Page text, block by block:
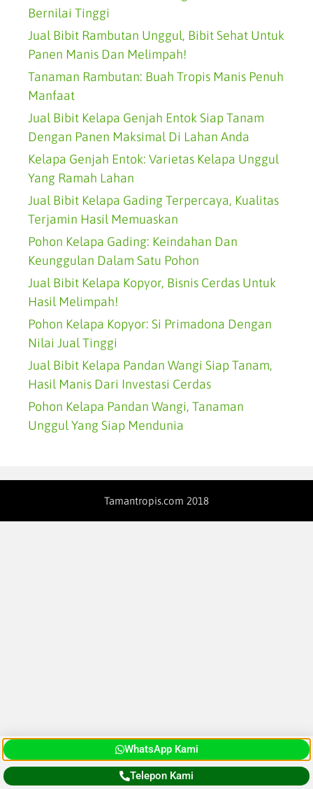
Bernilai Tinggi
Jual Bibit Rambutan Unggul, Bibit Sehat Untuk
Panen Manis Dan Melimpah!
Tanaman Rambutan: Buah Tropis Manis Penuh
Manfaat
Jual Bibit Kelapa Genjah Entok Siap Tanam
Dengan Panen Maksimal Di Lahan Anda
Kelapa Genjah Entok: Varietas Kelapa Unggul
Yang Ramah Lahan
Jual Bibit Kelapa Gading Terpercaya, Kualitas
Terjamin Hasil Memuaskan
Pohon Kelapa Gading: Keindahan Dan
Keunggulan Dalam Satu Pohon
Jual Bibit Kelapa Kopyor, Bisnis Cerdas Untuk
Hasil Melimpah!
Pohon Kelapa Kopyor: Si Primadona Dengan
Nilai Jual Tinggi
Jual Bibit Kelapa Pandan Wangi Siap Tanam,
Hasil Manis Dari Investasi Cerdas
Pohon Kelapa Pandan Wangi, Tanaman
Unggul Yang Siap Mendunia
Tamantropis.com 2018
WhatsApp Kami
Telepon Kami